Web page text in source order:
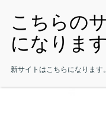
新サイトはこちらになります。